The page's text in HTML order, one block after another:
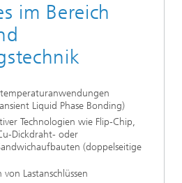
im Bereich
Liquid Phase Bonding)
Technologien wie Flip-Chip,
Dickdraht- oder
(doppelseitige
Lastanschlüssen